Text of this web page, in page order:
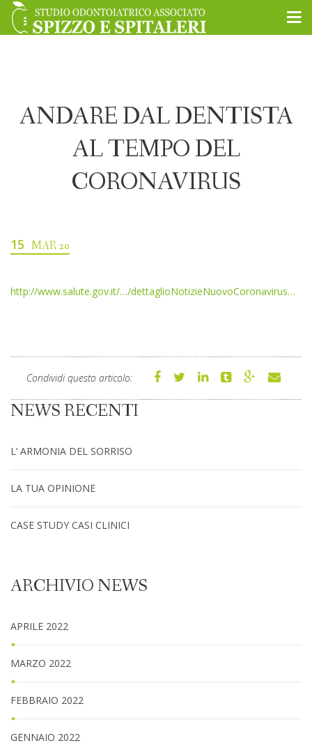
ANDARE DAL DENTISTA
AL TEMPO DEL
CORONAVIRUS
15 MAR 20
http://www.salute.gov.it/…/dettaglioNotizieNuovoCoronavirus…
Condividi questo articolo:
NEWS RECENTI
L’ ARMONIA DEL SORRISO
LA TUA OPINIONE
CASE STUDY CASI CLINICI
ARCHIVIO NEWS
APRILE 2022
MARZO 2022
FEBBRAIO 2022
GENNAIO 2022